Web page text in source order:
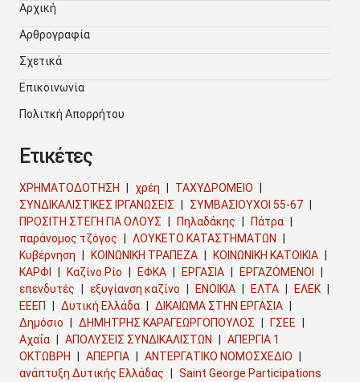
Αρχική
Αρθρογραφία
Σχετικά
Επικοινωνία
Πολιτκή Απορρήτου
Ετικέτες
ΧΡΗΜΑΤΟΔΟΤΗΣΗ χρέη
ΤΑΧΥΔΡΟΜΕΙΟ
ΣΥΝΔΙΚΑΛΙΣΤΙΚΕΣ ΙΡΓΑΝΩΣΕΙΣ
ΣΥΜΒΑΣΙΟΥΧΟΙ 55-67
ΠΡΟΣΙΤΗ ΣΤΕΓΗ ΓΙΑ ΟΛΟΥΣ
Πηλαδάκης
Πάτρα
παράνομος τζόγος
ΛΟΥΚΕΤΟ ΚΑΤΑΣΤΗΜΑΤΩΝ
Κυβέρνηση
ΚΟΙΝΩΝΙΚΗ ΤΡΑΠΕΖΑ
ΚΟΙΝΩΝΙΚΗ ΚΑΤΟΙΚΙΑ
ΚΑΡΦΙ
Καζίνο Ρίο ΕΦΚΑ ΕΡΓΑΣΙΑ
ΕΡΓΑΖΟΜΕΝΟΙ
επενδυτές
εξυγίανση καζίνο ΕΝΟΙΚΙΑ ΕΛΤΑ
ΕΛΕΚ
ΕΕΕΠ
Δυτική Ελλάδα
ΔΙΚΑΙΩΜΑ ΣΤΗΝ ΕΡΓΑΣΙΑ
Δημόσιο
ΔΗΜΗΤΡΗΣ ΚΑΡΑΓΕΩΡΓΟΠΟΥΛΟΣ
ΓΣΕΕ
Αχαΐα
ΑΠΟΛΥΣΕΙΣ ΣΥΝΔΙΚΑΛΙΣΤΩΝ
ΑΠΕΡΓΙΑ 1
ΟΚΤΩΒΡΗ
ΑΠΕΡΓΙΑ
ΑΝΤΕΡΓΑΤΙΚΟ ΝΟΜΟΣΧΕΔΙΟ
ανάπτυξη Δυτικής Ελλάδας
Saint George Participations